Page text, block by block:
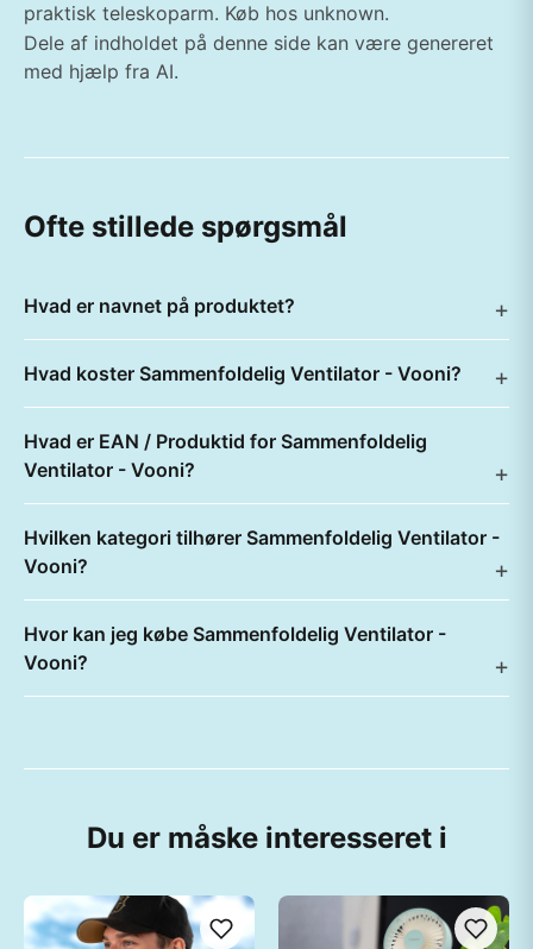
praktisk teleskoparm. Køb hos unknown.
Dele af indholdet på denne side kan være genereret
med hjælp fra AI.
Ofte stillede spørgsmål
Hvad er navnet på produktet?
Hvad koster Sammenfoldelig Ventilator - Vooni?
Hvad er EAN / Produktid for Sammenfoldelig
Ventilator - Vooni?
Hvilken kategori tilhører Sammenfoldelig Ventilator -
Vooni?
Hvor kan jeg købe Sammenfoldelig Ventilator -
Vooni?
Du er måske interesseret i